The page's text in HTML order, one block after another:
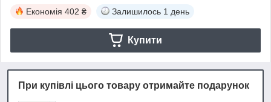
Економія 402 ₴ Залишилось 1 день
Купити
При купівлі цього товару отримайте подарунок